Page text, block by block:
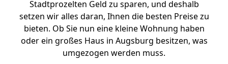
Stadtprozelten Geld zu sparen, und deshalb
setzen wir alles daran, Ihnen die besten Preise zu
bieten. Ob Sie nun eine kleine Wohnung haben
oder ein großes Haus in Augsburg besitzen, was
umgezogen werden muss.